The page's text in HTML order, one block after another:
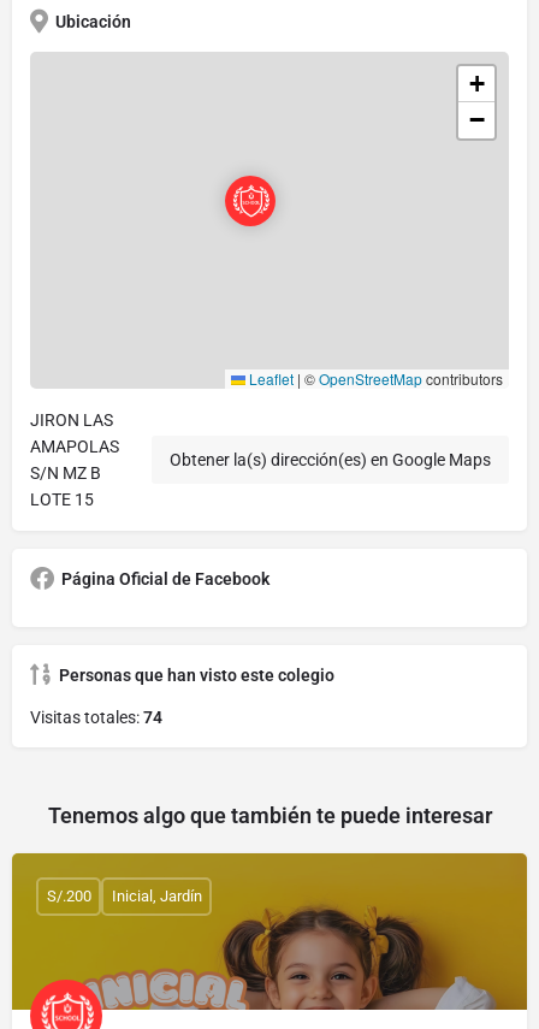
Ubicación
+
−
Leaflet | ©OpenStreetMapcontributors
JIRON LAS
AMAPOLAS
S/N MZ B
LOTE 15
Obtener la(s) dirección(es) en Google Maps
Página Oficial de Facebook
Personas que han visto este colegio
Visitas totales:74
Tenemos algo que también te puede interesar
S/.200 Inicial, Jardín